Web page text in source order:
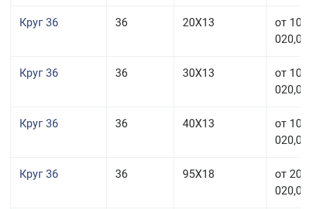
Круг 36 36 20Х13
от 101
020,00
Круг 36 36 30Х13
от 101
020,00
Круг 36 36 40Х13
от 101
020,00
Круг 36 36 95Х18
от 208
020,00